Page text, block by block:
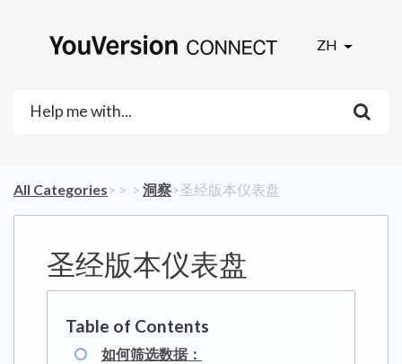
ZH
All Categories​>​ ​ > ​ ​ > ​ ​洞察​>​ 圣经版本仪表盘
圣经版本仪表盘
如何筛选数据：